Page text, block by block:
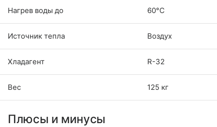
Нагрев воды до 60°C
Источник тепла Воздух
Хладагент R-32
Вес 125 кг
Плюсы и минусы